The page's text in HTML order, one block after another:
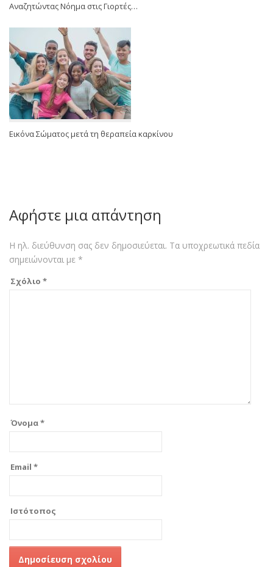
Αναζητώντας Νόημα στις Γιορτές…
Εικόνα Σώματος μετά τη θεραπεία καρκίνου
Αφήστε μια απάντηση
Η ηλ. διεύθυνση σας δεν δημοσιεύεται. Τα υποχρεωτικά πεδία
σημειώνονται με *
Σχόλιο *
Όνομα*
Email *
Ιστότοπος